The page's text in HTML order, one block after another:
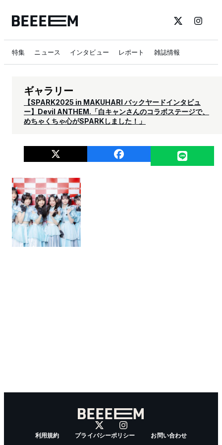
特集 ニュース インタビュー レポート 雑誌情報
ギャラリー
【SPARK2025 in MAKUHARI バックヤードインタビュ
ー】Devil ANTHEM.「白キャンさんのコラボステージで、
めちゃくちゃ心がSPARKしました！」
利用規約 プライバシーポリシー お問い合わせ